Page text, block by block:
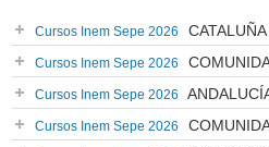
Cursos Inem Sepe 2026 CATALUÑA
Cursos Inem Sepe 2026
Cursos Inem Sepe 2026
Cursos Inem Sepe 2026